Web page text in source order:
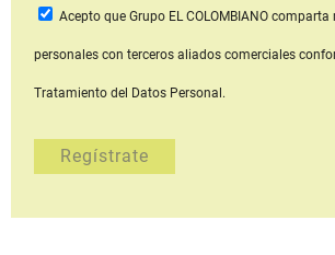
Acepto que Grupo EL COLOMBIANOcomparta
personales con terceros aliados comerciales
Tratamiento del Datos Personal.